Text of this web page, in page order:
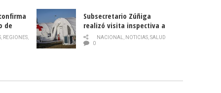
de
, REGIONES,
Subsecretario Zúñiga
realizó visita inspectiva a
Hospital Modular Sótero del
Río
NACIONAL, NOTICIAS,SALUD
0